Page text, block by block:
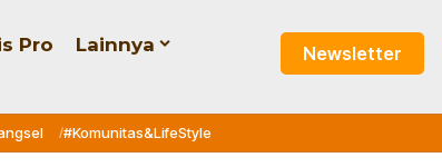
Pro Lainnya Newsletter
#Komunitas&LifeStyle